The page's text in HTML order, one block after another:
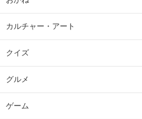
カルチャー・アート
クイズ
グルメ
ゲーム